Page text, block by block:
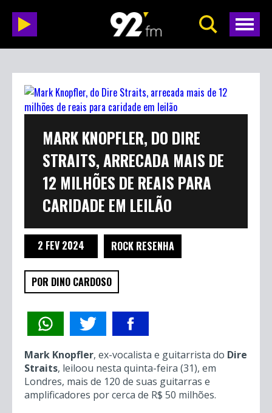
MARK KNOPFLER, DO DIRE
STRAITS, ARRECADA MAIS DE
12 MILHÕES DE REAIS PARA
CARIDADE EM LEILÃO
2 FEV 2024 ROCK RESENHA
POR DINO CARDOSO
Mark Knopfler, ex-vocalista e guitarrista do Dire
Straits, leiloou nesta quinta-feira (31), em
Londres, mais de 120 de suas guitarras e
amplificadores por cerca de R$ 50 milhões.